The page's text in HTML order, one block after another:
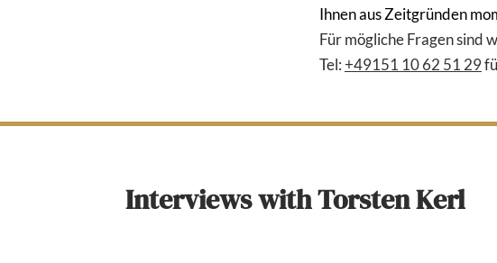
Ihnen aus Zeitgründen
Für mögliche Fragen sind
Tel:+49151 10 62 51 29
Interviews with Torsten Kerl